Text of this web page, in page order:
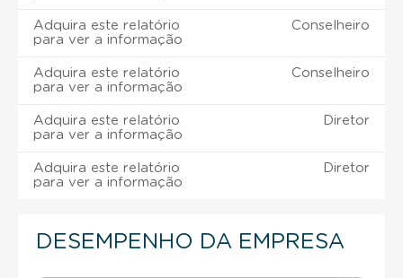
Adquira este relatório
para ver a informação
Conselheiro
Adquira este relatório
para ver a informação
Conselheiro
Adquira este relatório
para ver a informação
Diretor
Adquira este relatório
para ver a informação
Diretor
DESEMPENHO DA EMPRESA